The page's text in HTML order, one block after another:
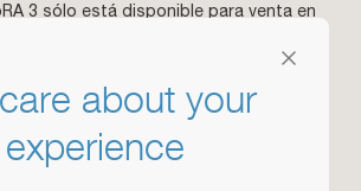
3 sólo está disponible para venta en
Suscríbase al boletín de noticias para
últimas novedades y anuncios del
PRO
about your
experience